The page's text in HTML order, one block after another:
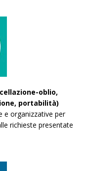
oblio,
portabilità)
e organizzative per
richieste presentate